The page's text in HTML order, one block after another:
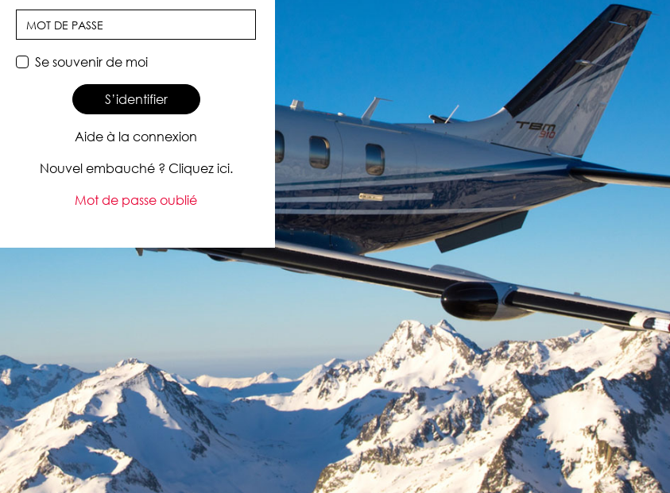
Identifiant
Se souvenir de moi
S’identifier
Aide à la connexion
Nouvel embauché ? Cliquez ici.
Mot de passe oublié